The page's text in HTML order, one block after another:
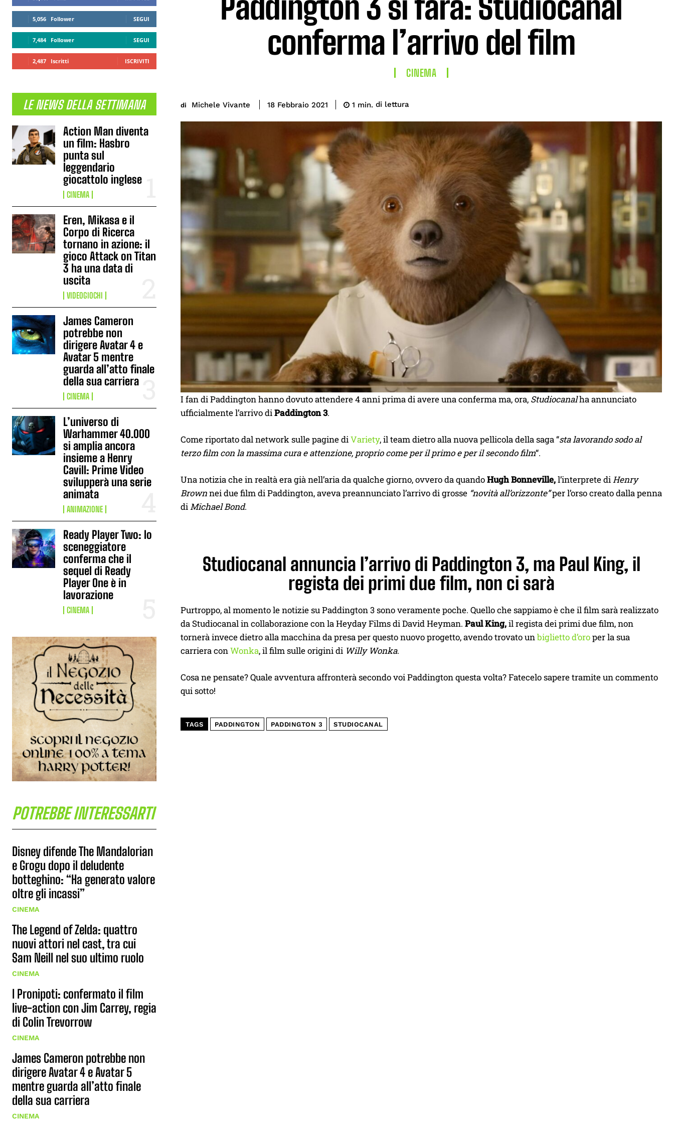
5,056 Follower SEGUI
7,484 Follower SEGUI
2,487 Iscritti ISCRIVITI
LE NEWS DELLA SETTIMANA
Action Man diventa
un film: Hasbro
punta sul
leggendario
giocattolo inglese
CINEMA
Eren, Mikasa e il
Corpo di Ricerca
tornano in azione: il
gioco Attack on Titan
3 ha una data di
uscita
VIDEOGIOCHI
James Cameron
potrebbe non
dirigere Avatar 4 e
Avatar 5 mentre
guarda all’atto finale
della sua carriera
CINEMA
L’universo di
Warhammer 40.000
si amplia ancora
insieme a Henry
Cavill: Prime Video
svilupperà una serie
animata
ANIMAZIONE
Ready Player Two: lo
sceneggiatore
conferma che il
sequel di Ready
Player One è in
lavorazione
CINEMA
POTREBBE INTERESSARTI
Disney difende The Mandalorian
e Grogu dopo il deludente
botteghino: “Ha generato valore
oltre gli incassi”
CINEMA
The Legend of Zelda: quattro
nuovi attori nel cast, tra cui
Sam Neill nel suo ultimo ruolo
CINEMA
I Pronipoti: confermato il film
live-action con Jim Carrey, regia
di Colin Trevorrow
CINEMA
James Cameron potrebbe non
dirigere Avatar 4 e Avatar 5
mentre guarda all’atto finale
della sua carriera
CINEMA
conferma l’arrivo del film
CINEMA
di Michele Vivante 18 Febbraio 2021 1 min. di lettura
I fan di Paddington hanno dovuto attendere 4 anni prima di avere una conferma ma, ora, Studiocanalha annunciato
ufficialmente l’arrivo diPaddington 3.
Come riportato dal network sulle pagine diVariety, il team dietro alla nuova pellicola della saga “sta lavorando sodo al
terzo film con la massima cura e attenzione, proprio come per il primo e per il secondo film“.
Una notizia che in realtà era già nell’aria da qualche giorno, ovvero da quandoHugh Bonneville,l’interprete diHenry
Brownnei due film di Paddington, aveva preannunciato l’arrivo di grosse “novità all’orizzonte”per l’orso creato dalla penna
diMichael Bond.
Studiocanal annuncia l’arrivo di Paddington 3, ma Paul King, il
regista dei primi due film, non ci sarà
Purtroppo, al momento le notizie su Paddington 3 sono veramente poche. Quello che sappiamo è che il film sarà realizzato
da Studiocanal in collaborazione con la Heyday Films di David Heyman. Paul King,il regista dei primi due film, non
tornerà invece dietro alla macchina da presa per questo nuovo progetto, avendo trovato unbiglietto d’oroper la sua
carriera conWonka, il film sulle origini di Willy Wonka.
Cosa ne pensate? Quale avventura affronterà secondo voi Paddington questa volta? Fatecelo sapere tramite un commento
qui sotto!
TAGS PADDINGTON PADDINGTON 3 STUDIOCANAL